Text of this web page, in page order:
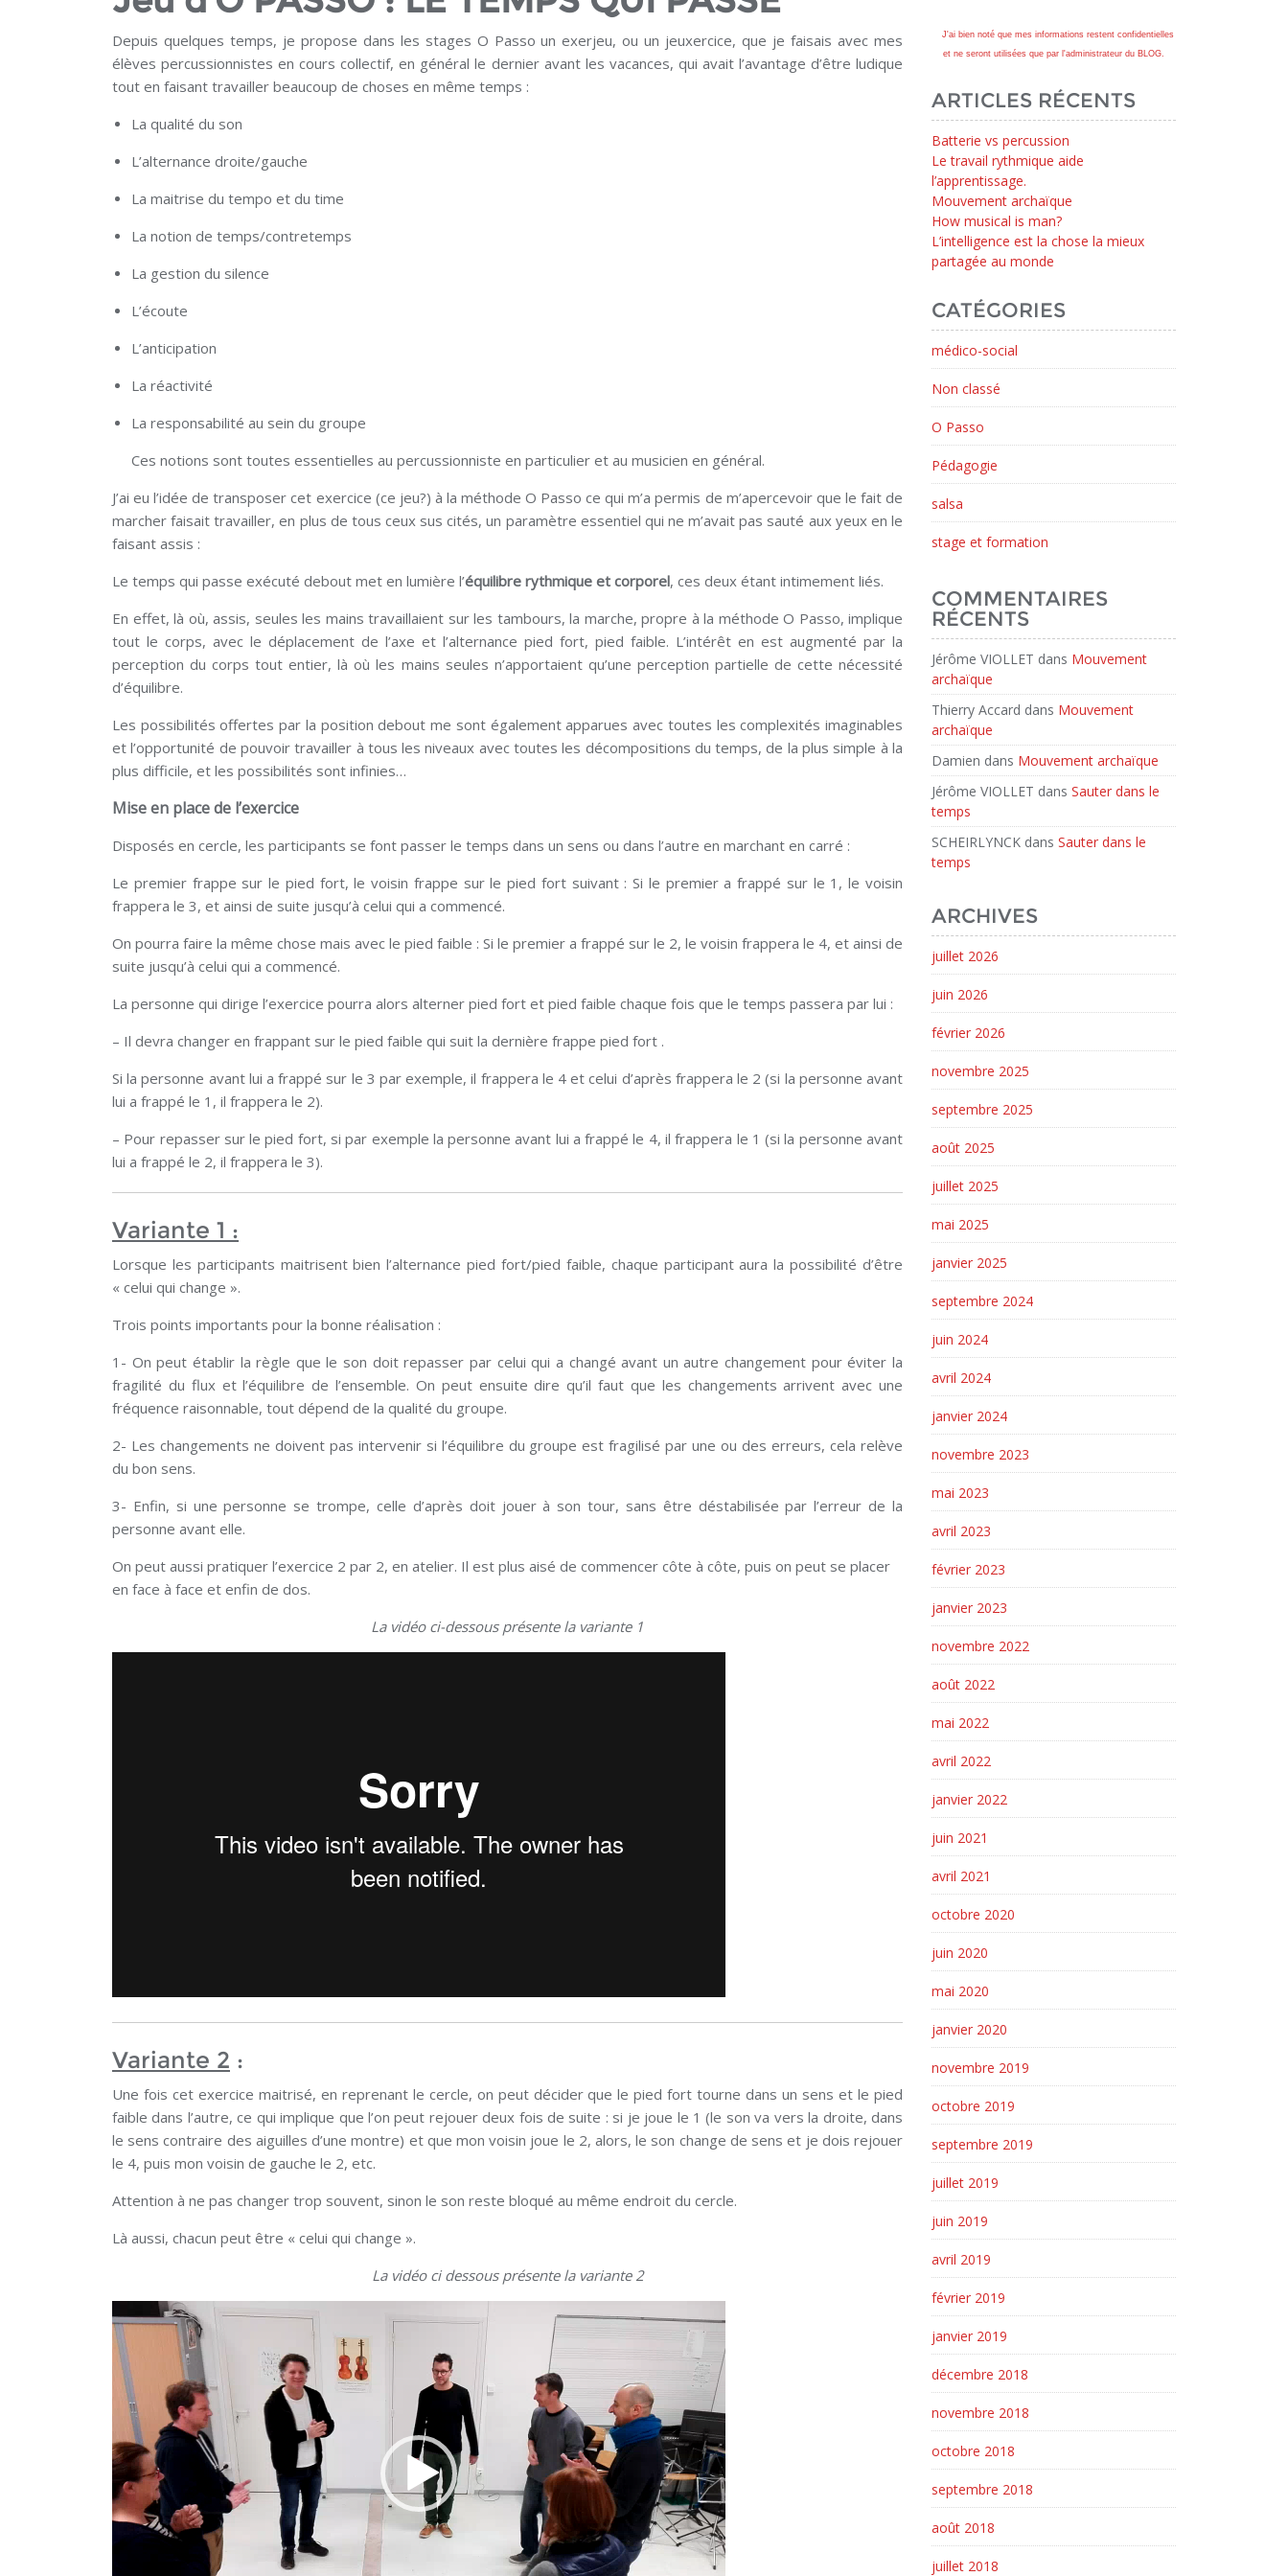
Depuis quelques temps, je propose dans les stages O Passo un exerjeu, ou un jeuxercice, que je faisais avec mes
élèves percussionnistes en cours collectif, en général le dernier avant les vacances, qui avait l’avantage d’être ludique
tout en faisant travailler beaucoup de choses en même temps :
La qualité du son
L’alternance droite/gauche
La maitrise du tempo et du time
La notion de temps/contretemps
La gestion du silence
L’écoute
L’anticipation
La réactivité
La responsabilité au sein du groupe
Ces notions sont toutes essentielles au percussionniste en particulier et au musicien en général.
J’ai eu l’idée de transposer cet exercice (ce jeu?) à la méthode O Passo ce qui m’a permis de m’apercevoir que le fait de
marcher faisait travailler, en plus de tous ceux sus cités, un paramètre essentiel qui ne m’avait pas sauté aux yeux en le
faisant assis :
Le temps qui passe exécuté debout met en lumière l’équilibre rythmique et corporel, ces deux étant intimement liés.
En effet, là où, assis, seules les mains travaillaient sur les tambours, la marche, propre à la méthode O Passo, implique
tout le corps, avec le déplacement de l’axe et l’alternance pied fort, pied faible. L’intérêt en est augmenté par la
perception du corps tout entier, là où les mains seules n’apportaient qu’une perception partielle de cette nécessité
d’équilibre.
Les possibilités offertes par la position debout me sont également apparues avec toutes les complexités imaginables
et l’opportunité de pouvoir travailler à tous les niveaux avec toutes les décompositions du temps, de la plus simple à la
plus difficile, et les possibilités sont infinies…
Mise en place de l’exercice
Disposés en cercle, les participants se font passer le temps dans un sens ou dans l’autre en marchant en carré :
Le premier frappe sur le pied fort, le voisin frappe sur le pied fort suivant : Si le premier a frappé sur le 1, le voisin
frappera le 3, et ainsi de suite jusqu’à celui qui a commencé.
On pourra faire la même chose mais avec le pied faible : Si le premier a frappé sur le 2, le voisin frappera le 4, et ainsi de
suite jusqu’à celui qui a commencé.
La personne qui dirige l’exercice pourra alors alterner pied fort et pied faible chaque fois que le temps passera par lui :
– Il devra changer en frappant sur le pied faible qui suit la dernière frappe pied fort .
Si la personne avant lui a frappé sur le 3 par exemple, il frappera le 4 et celui d’après frappera le 2 (si la personne avant
lui a frappé le 1, il frappera le 2).
– Pour repasser sur le pied fort, si par exemple la personne avant lui a frappé le 4, il frappera le 1 (si la personne avant
lui a frappé le 2, il frappera le 3).
Variante 1 :
Lorsque les participants maitrisent bien l’alternance pied fort/pied faible, chaque participant aura la possibilité d’être
« celui qui change ».
Trois points importants pour la bonne réalisation :
1- On peut établir la règle que le son doit repasser par celui qui a changé avant un autre changement pour éviter la
fragilité du flux et l’équilibre de l’ensemble. On peut ensuite dire qu’il faut que les changements arrivent avec une
fréquence raisonnable, tout dépend de la qualité du groupe.
2- Les changements ne doivent pas intervenir si l’équilibre du groupe est fragilisé par une ou des erreurs, cela relève
du bon sens.
3- Enfin, si une personne se trompe, celle d’après doit jouer à son tour, sans être déstabilisée par l’erreur de la
personne avant elle.
On peut aussi pratiquer l’exercice 2 par 2, en atelier. Il est plus aisé de commencer côte à côte, puis on peut se placer
en face à face et enfin de dos.
La vidéo ci-dessous présente la variante 1
Variante 2 :
Une fois cet exercice maitrisé, en reprenant le cercle, on peut décider que le pied fort tourne dans un sens et le pied
faible dans l’autre, ce qui implique que l’on peut rejouer deux fois de suite : si je joue le 1 (le son va vers la droite, dans
le sens contraire des aiguilles d’une montre) et que mon voisin joue le 2, alors, le son change de sens et je dois rejouer
le 4, puis mon voisin de gauche le 2, etc.
Attention à ne pas changer trop souvent, sinon le son reste bloqué au même endroit du cercle.
Là aussi, chacun peut être « celui qui change ».
La vidéo ci dessous présente la variante 2
Lecteur
vidéo
J'ai bien noté que mes informations restent confidentielles
et ne seront utilisées que par l'administrateur du BLOG.
ARTICLES RÉCENTS
Batterie vs percussion
Le travail rythmique aide
l’apprentissage.
Mouvement archaïque
How musical is man?
L’intelligence est la chose la mieux
partagée au monde
CATÉGORIES
médico-social
Non classé
O Passo
Pédagogie
salsa
stage et formation
COMMENTAIRES
RÉCENTS
Jérôme VIOLLET dans Mouvement
archaïque
Thierry Accard dans Mouvement
archaïque
Damien dans Mouvement archaïque
Jérôme VIOLLET dans Sauter dans le
temps
SCHEIRLYNCK dans Sauter dans le
temps
ARCHIVES
juillet 2026
juin 2026
février 2026
novembre 2025
septembre 2025
août 2025
juillet 2025
mai 2025
janvier 2025
septembre 2024
juin 2024
avril 2024
janvier 2024
novembre 2023
mai 2023
avril 2023
février 2023
janvier 2023
novembre 2022
août 2022
mai 2022
avril 2022
janvier 2022
juin 2021
avril 2021
octobre 2020
juin 2020
mai 2020
janvier 2020
novembre 2019
octobre 2019
septembre 2019
juillet 2019
juin 2019
avril 2019
février 2019
janvier 2019
décembre 2018
novembre 2018
octobre 2018
septembre 2018
août 2018
juillet 2018